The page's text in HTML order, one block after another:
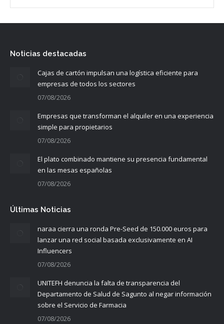
Noticias destacadas
Cajas de cartón impulsan una logística eficiente para
empresas de todos los sectores
07/08/2026
Empresas que transforman el alquiler en una experiencia
simple para propietarios
07/08/2026
El plato combinado mantiene su presencia fundamental
en las mesas españolas
07/08/2026
Últimas Noticias
naraa cierra una ronda Pre-Seed de 150.000 euros para
lanzar una red social basada exclusivamente en AI
Influencers
07/08/2026
UNITEFH denuncia la falta de transparencia del
Departamento de Salud de Sagunto al negar información
sobre el Servicio de Farmacia
07/08/2026